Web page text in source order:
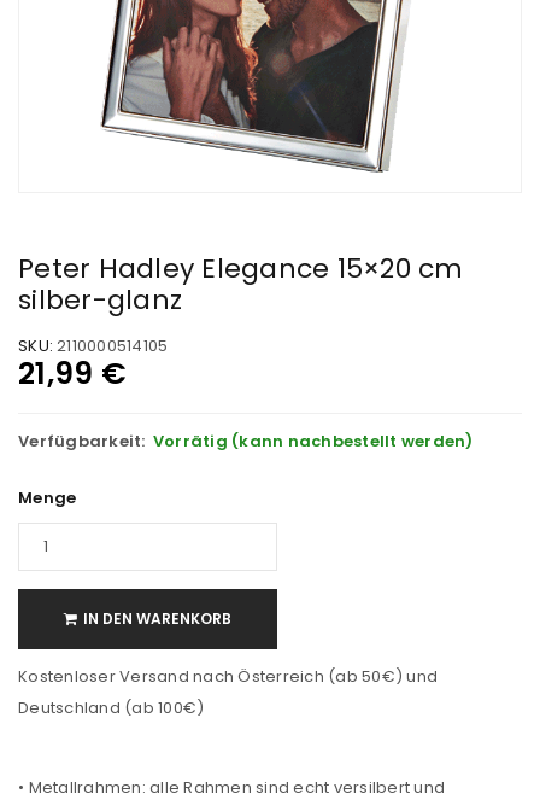
Peter Hadley Elegance 15×20 cm
silber-glanz
SKU: 2110000514105
21,99 €
Verfügbarkeit: Vorrätig (kann nachbestellt werden)
Menge
IN DEN WARENKORB
Kostenloser Versand nach Österreich (ab 50€) und
Deutschland (ab 100€)
• Metallrahmen: alle Rahmen sind echt versilbert und